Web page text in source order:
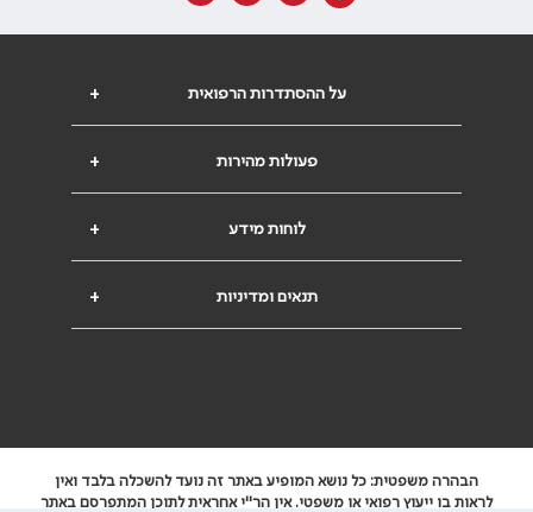
+ על ההסתדרות הרפואית
+ פעולות מהירות
+ לוחות מידע
+ תנאים ומדיניות
הבהרה משפטית: כל נושא המופיע באתר זה נועד להשכלה בלבד ואין
לראות בו ייעוץ רפואי או משפטי. אין הר"י אחראית לתוכן המתפרסם באתר